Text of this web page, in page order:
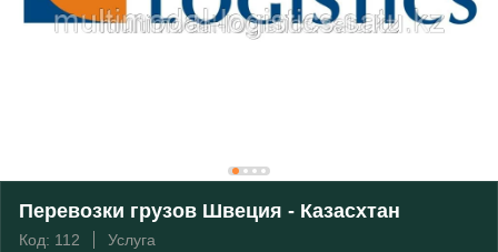
Перевозки грузов Швеция - Казасхтан
Код: 112 Услуга